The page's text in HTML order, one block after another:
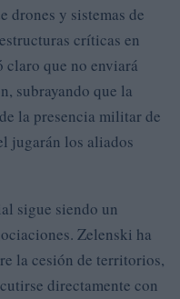
drones y sistemas de
críticas en
claro que no enviará
subrayando que la
la presencia militar de
jugarán los aliados
sigue siendo un
Zelenski ha
la cesión de territorios,
directamente con